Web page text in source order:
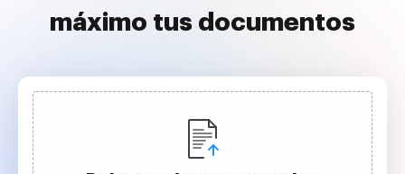
máximo tus documentos